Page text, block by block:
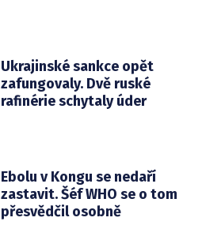
Ukrajinské sankce opět
zafungovaly. Dvě ruské
rafinérie schytaly úder
Ebolu v Kongu se nedaří
zastavit. Šéf WHO se o tom
přesvědčil osobně